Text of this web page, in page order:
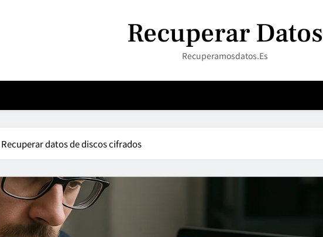
Recuperar Datos
Recuperamosdatos.es
Recuperar datos de discos cifrados